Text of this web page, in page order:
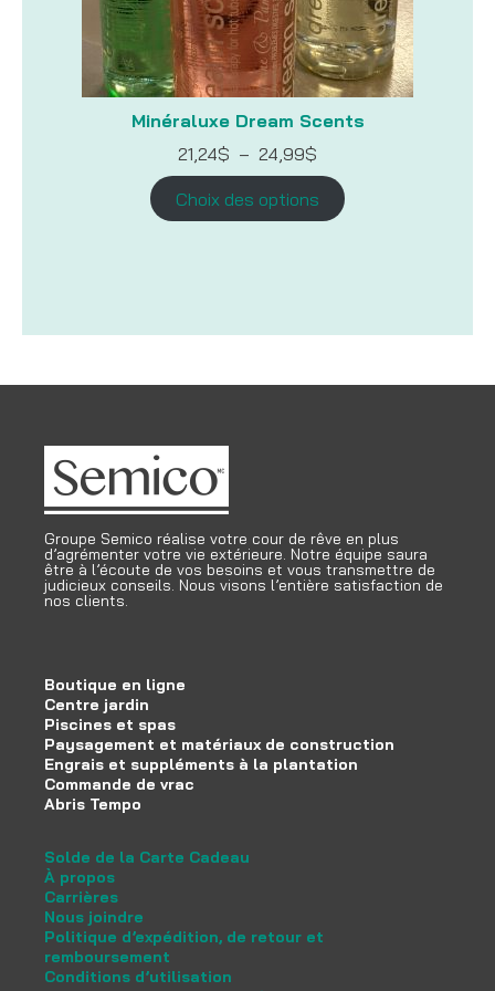
Minéraluxe Dream Scents
21,24$ – 24,99$
prix :
21,24$
à
Choix des options
Groupe Semico réalise votre cour de rêve en plus
d’agrémenter votre vie extérieure. Notre équipe saura
être à l’écoute de vos besoins et vous transmettre de
judicieux conseils. Nous visons l’entière satisfaction de
nos clients.
Boutique en ligne
Centre jardin
Piscines et spas
Paysagement et matériaux de construction
Engrais et suppléments à la plantation
Commande de vrac
Abris Tempo
Solde de la Carte Cadeau
À propos
Carrières
Nous joindre
Politique d’expédition, de retour et
remboursement
Conditions d’utilisation